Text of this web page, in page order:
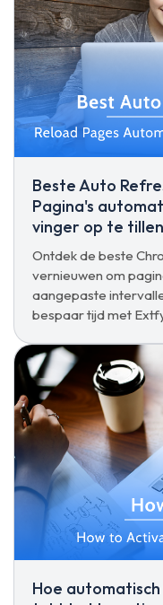
Beste Auto
Pagina's
vinger op te tillen
Ontdek de beste
vernieuwen om
aangepaste
bespaar tijd met
Hoe